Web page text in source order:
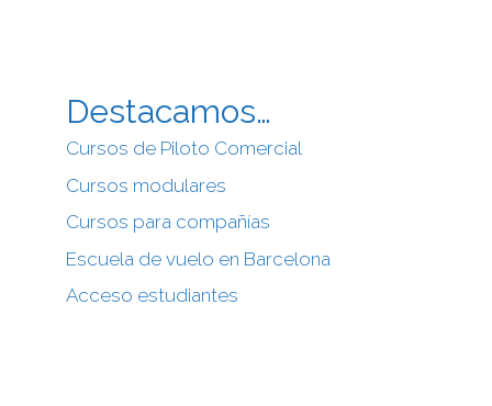
Destacamos…
Cursos de Piloto Comercial
Cursos modulares
Cursos para compañías
Escuela de vuelo en Barcelona
Acceso estudiantes